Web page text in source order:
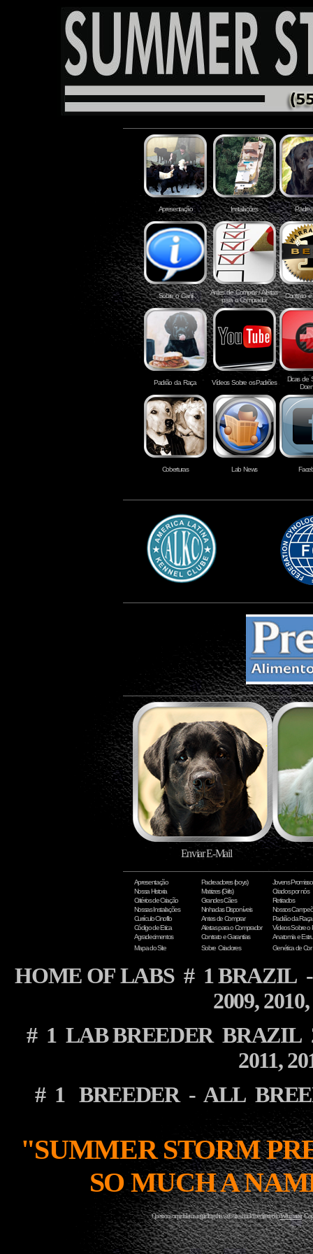
Apresentação Instalações
Sobre o Canil
Antes de Comprar / Alertas
para o Comprador
Contrato e
Padrão da Raça Vídeos Sobre os Padrões
Dicas de
Coberturas Lab News
Enviar E-Mail
Apresentação Padreadores (boys)
Jovens
Nossa Historia
Matrizes (Girls)
Criados por nós
Critérios de Criação
Grandes Cães
Retirados
Nossas Instalações
Ninhadas Disponíveis
Nossos
Currículo Cinofilo
Antes de Comprar
Padrão da Raça
Código de Etica
Alertas para o Comprador
Vídeos Sobre o
Agradecimentos
Contrato e Garantias
Anatomia e
Mapa do Site
Sobre Criadores Genética de Cor
HOME OF LABS # 1 BRAZIL -
2009,
# 1 LAB BREEDER BRAZIL
2011,
# 1 BREEDER - ALL
"SUMMER STORM
SO MUCH A
Questions or problems regarding this web site should be directed toWebmaster